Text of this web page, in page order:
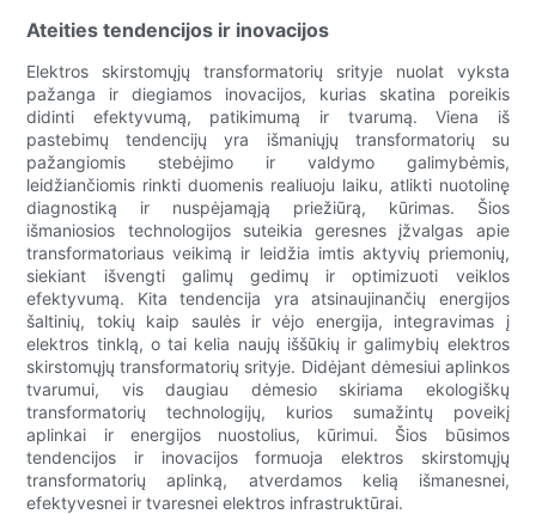
Ateities tendencijos ir inovacijos
Elektros skirstomųjų transformatorių srityje nuolat vyksta
pažanga ir diegiamos inovacijos, kurias skatina poreikis
didinti efektyvumą, patikimumą ir tvarumą. Viena iš
pastebimų tendencijų yra išmaniųjų transformatorių su
pažangiomis stebėjimo ir valdymo galimybėmis,
leidžiančiomis rinkti duomenis realiuoju laiku, atlikti nuotolinę
diagnostiką ir nuspėjamąją priežiūrą, kūrimas. Šios
išmaniosios technologijos suteikia geresnes įžvalgas apie
transformatoriaus veikimą ir leidžia imtis aktyvių priemonių,
siekiant išvengti galimų gedimų ir optimizuoti veiklos
efektyvumą. Kita tendencija yra atsinaujinančių energijos
šaltinių, tokių kaip saulės ir vėjo energija, integravimas į
elektros tinklą, o tai kelia naujų iššūkių ir galimybių elektros
skirstomųjų transformatorių srityje. Didėjant dėmesiui aplinkos
tvarumui, vis daugiau dėmesio skiriama ekologiškų
transformatorių technologijų, kurios sumažintų poveikį
aplinkai ir energijos nuostolius, kūrimui. Šios būsimos
tendencijos ir inovacijos formuoja elektros skirstomųjų
transformatorių aplinką, atverdamos kelią išmanesnei,
efektyvesnei ir tvaresnei elektros infrastruktūrai.